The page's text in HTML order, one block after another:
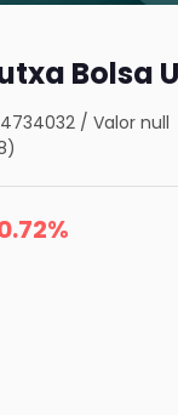
Bolsa
/Valor null